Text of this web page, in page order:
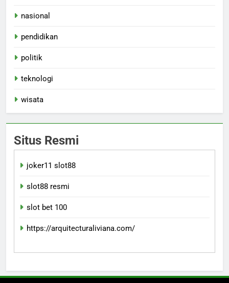
nasional
pendidikan
politik
teknologi
wisata
Situs Resmi
joker11 slot88
slot88 resmi
slot bet 100
https://arquitecturaliviana.com/